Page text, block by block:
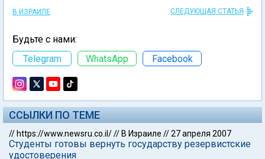
В ИЗРАИЛЕ СЛЕДУЮЩАЯ СТАТЬЯ
Будьте с нами:
Telegram
WhatsApp Facebook
ССЫЛКИ ПО ТЕМЕ
// https://www.newsru.co.il/// В Израиле //27 апреля 2007
Студенты готовы вернуть государству резервистские
удостоверения